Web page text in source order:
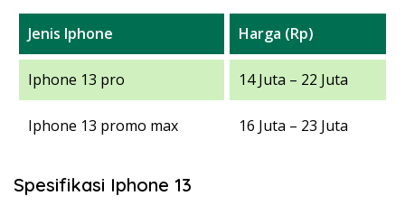
Jenis Iphone Harga (Rp)
Iphone 13 pro 14 Juta – 22 Juta
Iphone 13 promo max 16 Juta – 23 Juta
Spesifikasi Iphone 13